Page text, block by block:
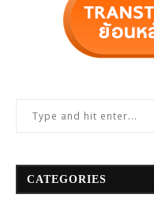
CATEGORIES